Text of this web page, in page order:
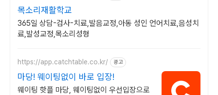
목소리재활학교
365일 상담-검사-치료,발음교정,아동 성인 언어치료,음성치
료,발성교정,목소리성형
https://app.catchtable.co.kr/ 광고
마당! 웨이팅없이 바로 입장!
웨이팅 핫플 마당, 웨이팅없이 우선입장으로